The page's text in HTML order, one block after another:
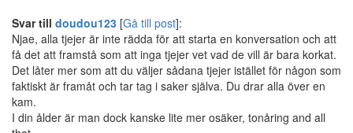
Svar till doudou123 [Gå till post]:
Njae, alla tjejer är inte rädda för att starta en konversation och att
få det att framstå som att inga tjejer vet vad de vill är bara korkat.
Det låter mer som att du väljer sådana tjejer istället för någon som
faktiskt är framåt och tar tag i saker själva. Du drar alla över en
kam.
I din ålder är man dock kanske lite mer osäker, tonåring and all